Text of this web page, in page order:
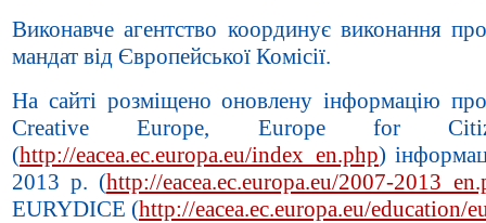
Виконавче агентство координує виконання
мандат від Європейської Комісії.
На сайті розміщено оновлену інформацію
Creative Europe, Europe for
(http://eacea.ec.europa.eu/index_en.php)
2013 р. (http://eacea.ec.europa.eu/2007-
EURYDICE (http://eacea.ec.europa.eu/education/